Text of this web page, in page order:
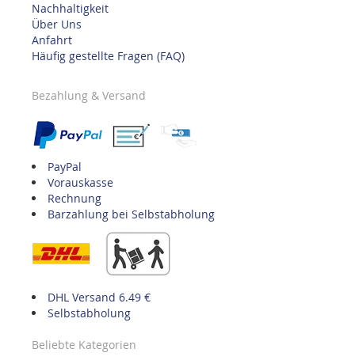
Nachhaltigkeit
Über Uns
Anfahrt
Häufig gestellte Fragen (FAQ)
Bezahlung & Versand
PayPal
Vorauskasse
Rechnung
Barzahlung bei Selbstabholung
DHL Versand 6.49 €
Selbstabholung
Beliebte Kategorien